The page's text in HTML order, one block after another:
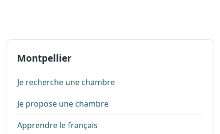
Montpellier
Je recherche une chambre
Je propose une chambre
Apprendre le français